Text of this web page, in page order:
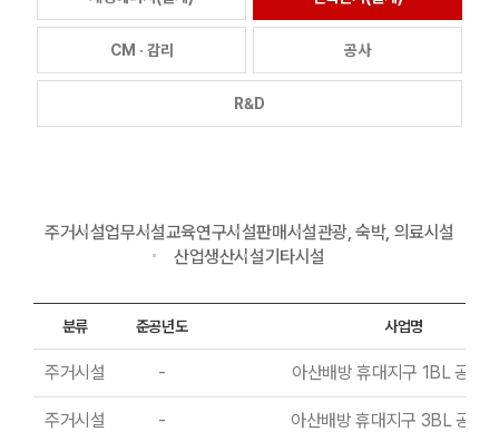
CM · 감리 공사
R&D
주거시설업무시설교육연구시설판매시설관광, 숙박, 의료시설
산업생산시설기타시설
분류 준공년도 사업명
주거시설 - 아산배방 휴대지구 1BL 공동
주거시설 - 아산배방 휴대지구 3BL 공동